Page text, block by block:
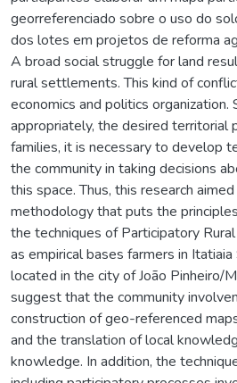
georreferenciado sobre o uso do
dos lotes em projetos de reforma
A broad social struggle for land
rural settlements. This kind of
economics and politics organization.
appropriately, the desired territorial
families, it is necessary to develop
the community in taking decisions
this space. Thus, this research
methodology that puts the
the techniques of Participatory
as empirical bases farmers in
located in the city of João Pinheiro/
suggest that the community
construction of geo-referenced
and the translation of local
knowledge. In addition, the